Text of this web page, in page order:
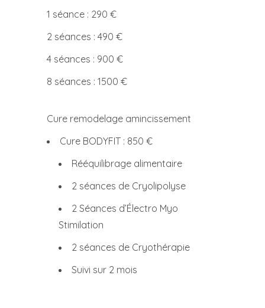
1 séance : 290 €
2 séances : 490 €
4 séances : 900 €
8 séances : 1500 €
Cure remodelage amincissement
Cure BODYFIT : 850 €
Rééquilibrage alimentaire
2 séances de Cryolipolyse
2 Séances d’Électro Myo
Stimilation
2 séances de Cryothérapie
Suivi sur 2 mois